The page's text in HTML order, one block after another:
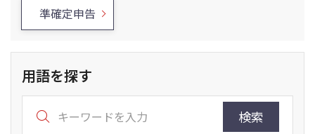
準確定申告
用語を探す
検索